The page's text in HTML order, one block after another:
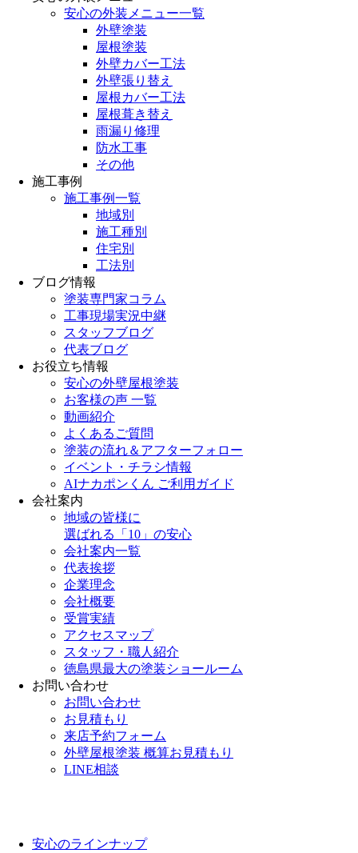
安心の外装メニュー一覧
外壁塗装
屋根塗装
外壁カバー工法
外壁張り替え
屋根カバー工法
屋根葺き替え
雨漏り修理
防水工事
その他
施工事例
施工事例一覧
地域別
施工種別
住宅別
工法別
ブログ情報
塗装専門家コラム
工事現場実況中継
スタッフブログ
代表ブログ
お役立ち情報
安心の外壁屋根塗装
お客様の声 一覧
動画紹介
よくあるご質問
塗装の流れ＆アフターフォロー
イベント・チラシ情報
AIナカポンくん ご利用ガイド
会社案内
地域の皆様に
選ばれる「10」の安心
会社案内一覧
代表挨拶
企業理念
会社概要
受賞実績
アクセスマップ
スタッフ・職人紹介
徳島県最大の塗装ショールーム
お問い合わせ
お問い合わせ
お見積もり
来店予約フォーム
外壁屋根塗装 概算お見積もり
LINE相談
安心のラインナップ